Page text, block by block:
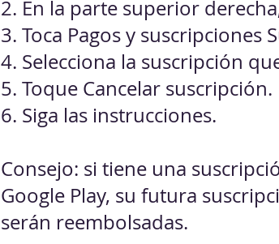
2. En la parte superior
3. Toca Pagos y suscripciones
4. Selecciona la suscripción
5. Toque Cancelar suscripción.
6. Siga las instrucciones.
Consejo: si tiene una
Google Play, su futura
serán reembolsadas.